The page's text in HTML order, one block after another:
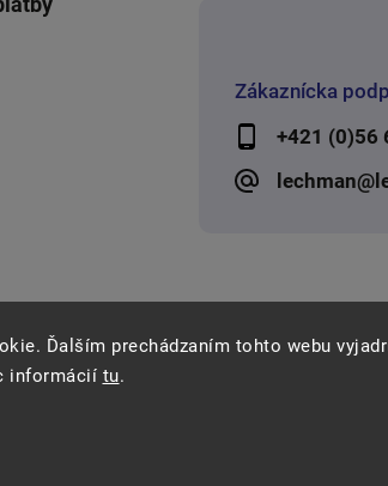
Ďalším prechádzaním tohto webu
informácií tu.
Zákaznícka
+421 (0)56